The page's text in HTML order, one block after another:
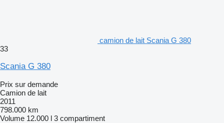
camion de lait Scania G 380
33
Scania G 380
Prix sur demande
Camion de lait
2011
798.000 km
Volume 12.000 l 3 compartiment